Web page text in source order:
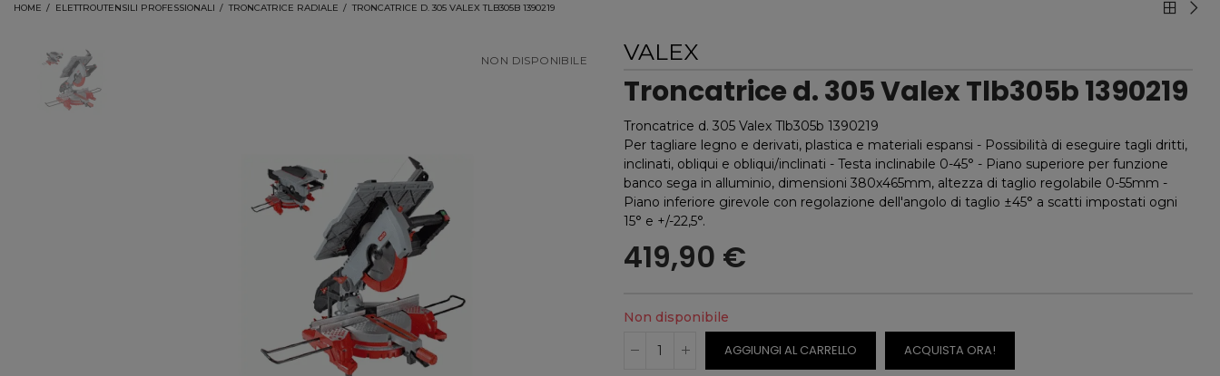
HOME ELETTROUTENSILI PROFESSIONALI TRONCATRICE RADIALE TRONCATRICE D. 305 VALEX TLB305B 1390219
NON DISPONIBILE VALEX
Troncatrice d. 305 Valex Tlb305b 1390219
Troncatrice d. 305 Valex Tlb305b 1390219
Per tagliare legno e derivati, plastica e materiali espansi - Possibilità di eseguire tagli dritti,
inclinati, obliqui e obliqui/inclinati - Testa inclinabile 0-45° - Piano superiore per funzione
banco sega in alluminio, dimensioni 380x465mm, altezza di taglio regolabile 0-55mm -
Piano inferiore girevole con regolazione dell'angolo di taglio ±45° a scatti impostati ogni
15° e +/-22,5°.
419,90 €
Non disponibile
AGGIUNGI AL CARRELLO ACQUISTA ORA!